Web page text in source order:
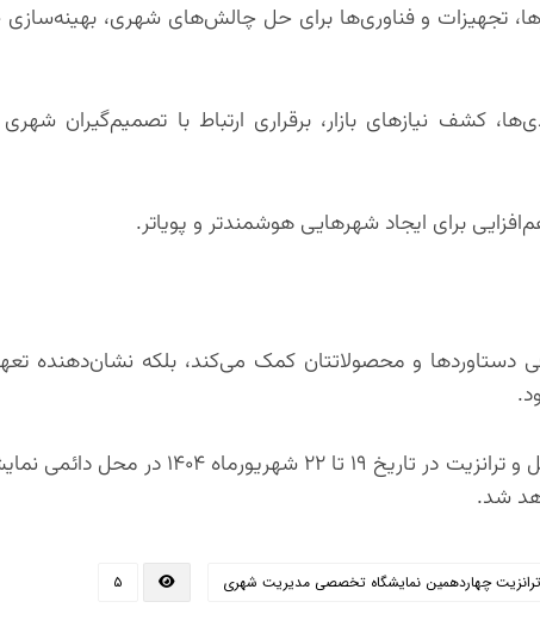
تجهیزات و فناوری‌ها برای حل چالش‌های شهری،
کشف نیازهای بازار، برقراری ارتباط با تصمیم‌گیران
برای ایجاد شهرهایی هوشمندتر و پویاتر.
دستاوردها و محصولاتتان کمک می‌کند، بلکه نشان‌دهنده
یادآور می شود نمایشگاه تخصصی مدیریت شهری و حمل و نقل و ترانزیت در تاریخ ۱۹ تا
چهاردهمین نمایشگاه تخصصی مدیریت شهری ۵